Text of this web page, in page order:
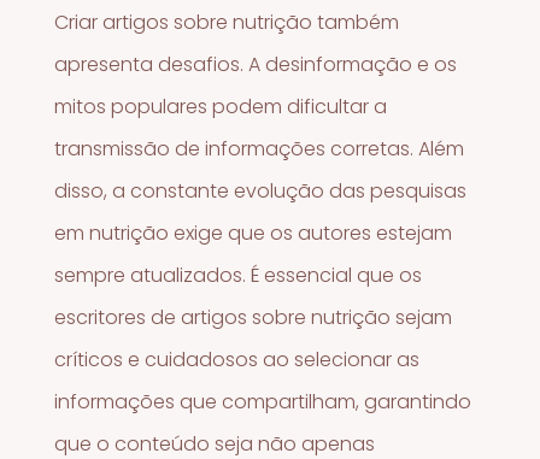
Criar artigos sobre nutrição também
apresenta desafios. A desinformação e os
mitos populares podem dificultar a
transmissão de informações corretas. Além
disso, a constante evolução das pesquisas
em nutrição exige que os autores estejam
sempre atualizados. É essencial que os
escritores de artigos sobre nutrição sejam
críticos e cuidadosos ao selecionar as
informações que compartilham, garantindo
que o conteúdo seja não apenas